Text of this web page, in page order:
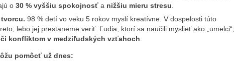
o 30 % vyššiu spokojnosť a nižšiu mieru stresu
tvorcu. 98 % detí vo veku 5 rokov myslí kreatívne. V dospelosti túto
lebo jej prestaneme veriť. Ľudia, ktorí sa naučili myslieť ako „umelci“,
konfliktom v medziľudských vzťahoch
pomôcť už dnes: